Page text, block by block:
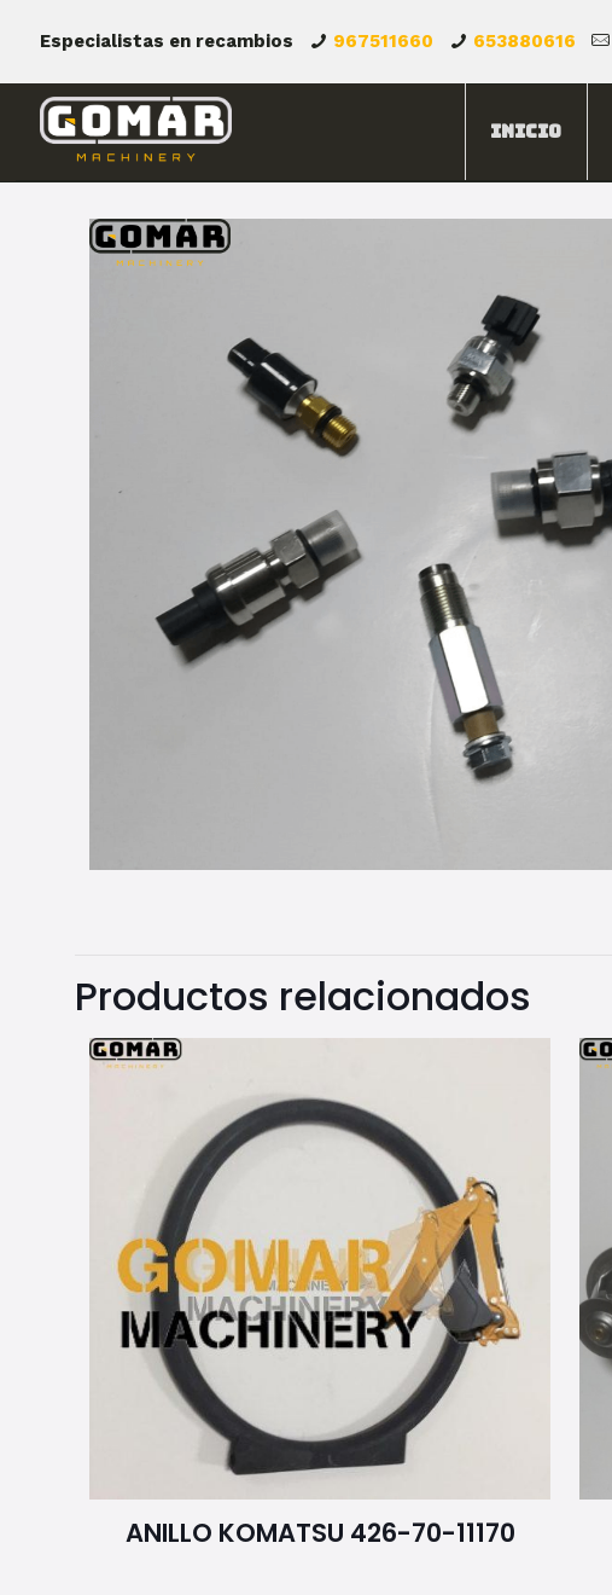
Especialistas en recambios 967511660 653880616
Inicio
Productos relacionados
ANILLO KOMATSU 426-70-11170